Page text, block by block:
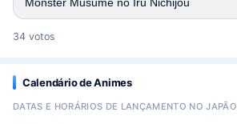
Monster Musume no Iru Nichijou
34 votos
Calendário de Animes
DATAS E HORÁRIOS DE LANÇAMENTO NO JAPÃO